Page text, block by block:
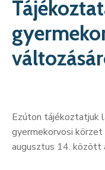
Ezúton tájékoztatjuk
gyermekorvosi
augusztus 14. között